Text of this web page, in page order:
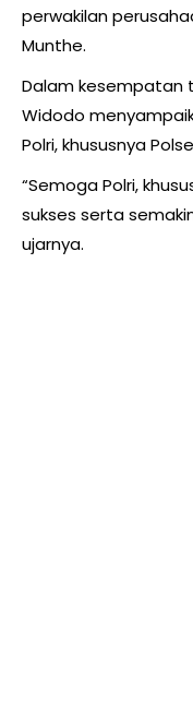
perwakilan
Munthe.
Dalam kesempatan
Widodo
Polri, khususnya
“Semoga Polri,
sukses serta
ujarnya.